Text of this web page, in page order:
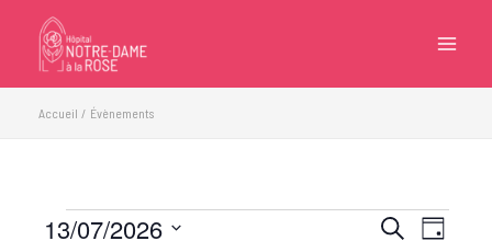
contenu
Accueil Évènements
Évènements
Recherche
Recherche
Jour
13/07/2026